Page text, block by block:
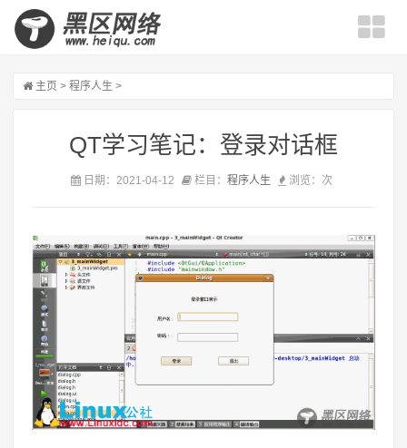
主页 > 程序人生 >
QT学习笔记：登录对话框
日期：2021-04-12 栏目： 程序人生 浏览： 次